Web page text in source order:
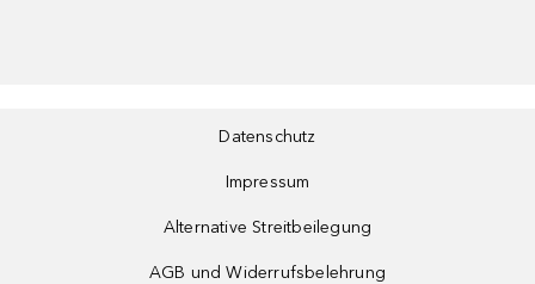
Datenschutz
Impressum
Alternative Streitbeilegung
AGB und Widerrufsbelehrung